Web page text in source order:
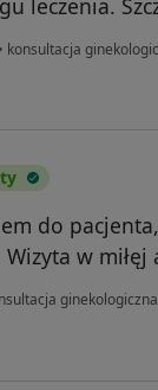
• konsultacja
do
w